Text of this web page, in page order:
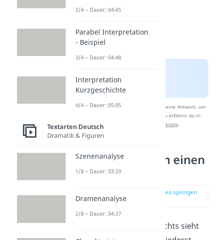
Nach Beantwortung speichern wir deine Antwort, um
Studyflix zu verbessern. Mehr dazu erfährst du in
Datenschutzerklärung.
Wie schreibe ich einen
Bericht?
zur Stelle im Video springen
(01:13)
Der Aufbau deines Berichts sieht
2/4 – Dauer: 04:45
Parabel Interpretation
- Beispiel
3/4 – Dauer: 04:48
Interpretation
Kurzgeschichte
4/4 – Dauer: 05:05
Textarten Deutsch
Dramatik & Figuren
Szenenanalyse
1/8 – Dauer: 03:29
Dramenanalyse
2/8 – Dauer: 04:37